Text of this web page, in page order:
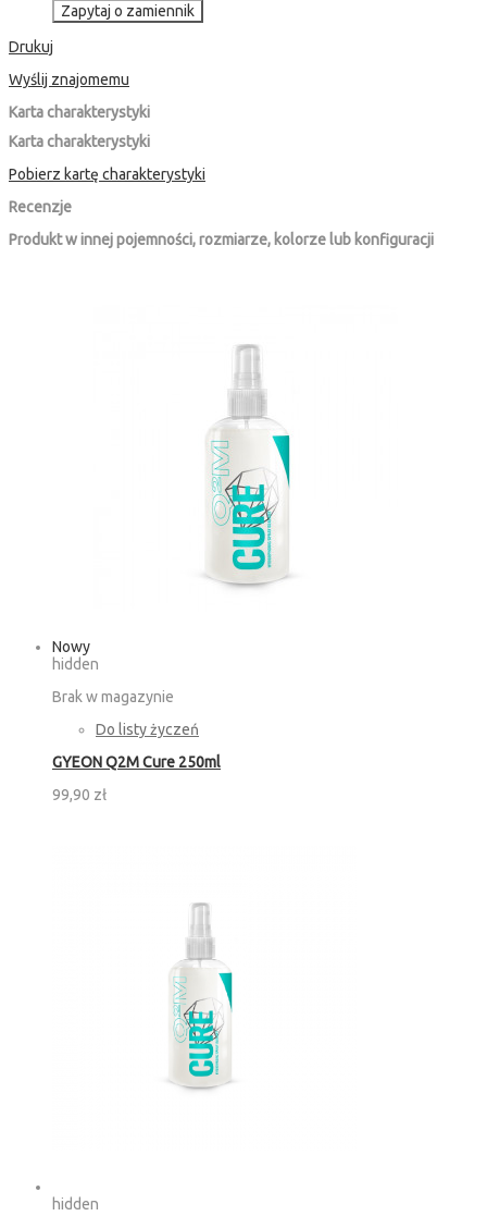
Zapytaj o zamiennik
Drukuj
Wyślij znajomemu
Karta charakterystyki
Karta charakterystyki
Pobierz kartę charakterystyki
Recenzje
Produkt w innej pojemności, rozmiarze, kolorze lub konfiguracji
Nowy
hidden
Brak w magazynie
Do listy życzeń
GYEON Q2M Cure 250ml
99,90 zł
hidden